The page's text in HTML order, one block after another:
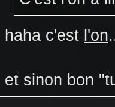
haha c'est l'on
et sinon bon